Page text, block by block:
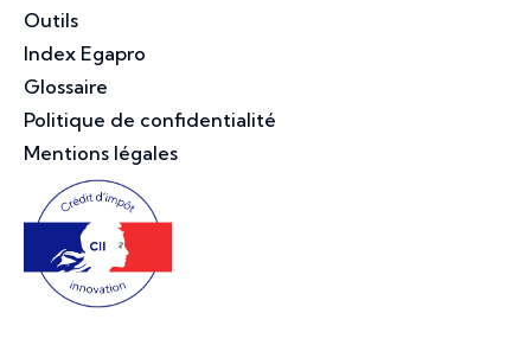
Outils
Index Egapro
Glossaire
Politique de confidentialité
Mentions légales